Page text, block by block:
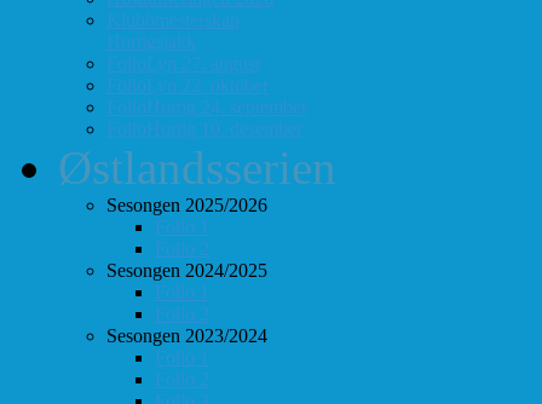
Klubbmesterskap
Hurtigsjakk
FolloLyn 27. august
FolloLyn 22. oktober
FolloHurtig 24. september
FolloHurtig 10. desember
Østlandsserien
Sesongen 2025/2026
Follo 1
Follo 2
Sesongen 2024/2025
Follo 1
Follo 2
Sesongen 2023/2024
Follo 1
Follo 2